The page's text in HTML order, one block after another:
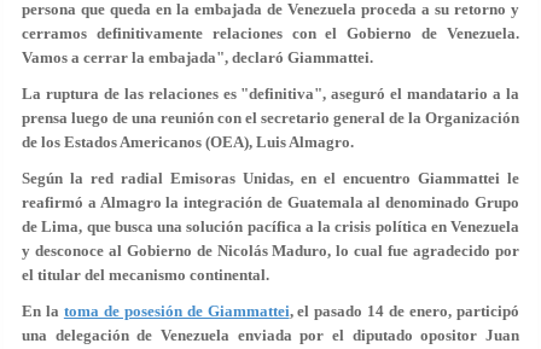
persona que queda en la embajada de Venezuela proceda a su retorno y
cerramos definitivamente relaciones con el Gobierno de Venezuela.
Vamos a cerrar la embajada", declaró Giammattei.
La ruptura de las relaciones es "definitiva", aseguró el mandatario a la
prensa luego de una reunión con el secretario general de la Organización
de los Estados Americanos (OEA), Luis Almagro.
Según la red radial Emisoras Unidas, en el encuentro Giammattei le
reafirmó a Almagro la integración de Guatemala al denominado Grupo
de Lima, que busca una solución pacífica a lacrisis política en Venezuela
y desconoce al Gobierno de Nicolás Maduro, lo cual fue agradecido por
el titular del mecanismo continental.
En la toma de posesión de Giammattei, el pasado 14 de enero, participó
una delegación de Venezuela enviada por el diputado opositor Juan